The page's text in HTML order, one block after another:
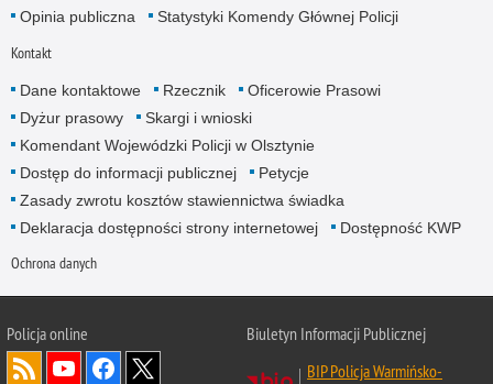
Opinia publiczna
Statystyki Komendy Głównej Policji
Kontakt
Dane kontaktowe Rzecznik
Oficerowie Prasowi
Dyżur prasowy
Skargi i wnioski
Komendant Wojewódzki Policji w Olsztynie
Dostęp do informacji publicznej
Petycje
Zasady zwrotu kosztów stawiennictwa świadka
Deklaracja dostępności strony internetowej
Dostępność KWP
Ochrona danych
Policja online
Biuletyn Informacji Publicznej
BIP Policja Warmińsko-